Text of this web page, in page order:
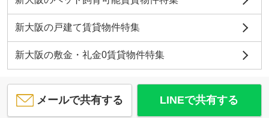
新大阪の戸建て賃貸物件特集
新大阪の敷金・礼金0賃貸物件特集
メールで共有する LINEで共有する